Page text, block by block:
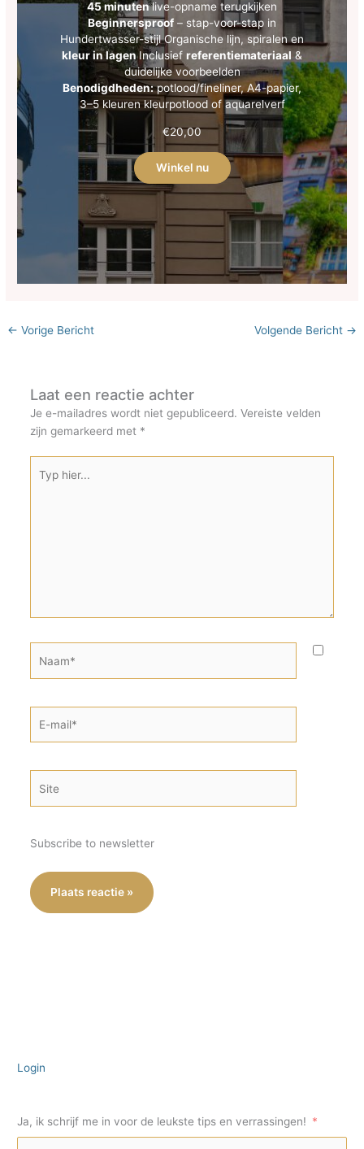
45 minutenlive-opname terugkijken
Beginnersproof – stap-voor-stap in
Hundertwasser-stijl Organische lijn, spiralen en
kleur in lagenInclusief referentiemateriaal&
duidelijke voorbeelden
Benodigdheden:potlood/fineliner, A4-papier,
3–5 kleuren kleurpotlood of aquarelverf
€20,00
Winkel nu
← Vorige Bericht Volgende Bericht →
Laat een reactie achter
Je e-mailadres wordt niet gepubliceerd. Vereiste velden
zijn gemarkeerd met *
hier...
mail*
Subscribe to newsletter
Login
Ja, ik schrijf me in voor de leukste tips en verrassingen!